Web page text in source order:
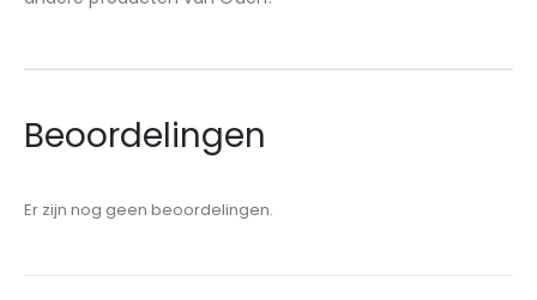
Beoordelingen
Er zijn nog geen beoordelingen.